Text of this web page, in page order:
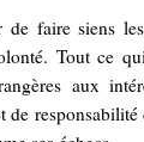
faire siens
Tout ce
aux
de